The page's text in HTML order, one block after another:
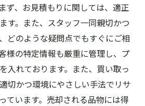
ず、お見積もりに関しては、適正
す。また、スタッフ一同親切かつ
どのような疑問点でもすぐにご相
様の特定情報も厳重に管理し、プ
入れております。また、買い取っ
切かつ環境にやさしい手法でリサ
ています。売却される品物には得